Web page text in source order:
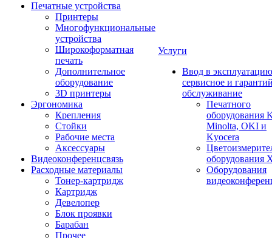
Печатные устройства
Принтеры
Многофункциональные
устройства
Широкоформатная
печать
Дополнительное
оборудование
3D принтеры
Эргономика
Крепления
Стойки
Рабочие места
Аксессуары
Видеоконференцсвязь
Расходные материалы
Тонер-картридж
Картридж
Девелопер
Блок проявки
Барабан
Прочее
Услуги
Ввод в
сервисное и
обслуживание
Печатного
оборудования
Minolta, OKI и
Kyocera
оборудования
Оборудования